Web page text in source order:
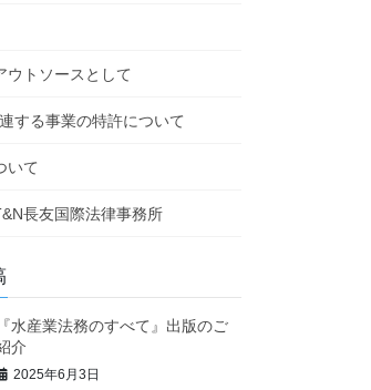
ウトソースとして
する事業の特許について
いて
長友国際法律事務所
『水産業法務のすべて』出版のご
介
2025年6月3日